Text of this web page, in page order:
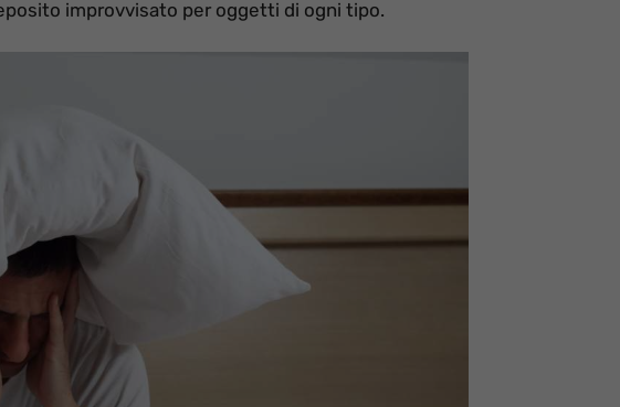
improvvisato per oggetti di ogni tipo.